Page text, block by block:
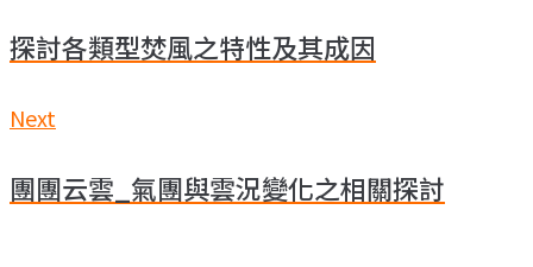
導
探討各類型焚風之特性及其成因
Next
Next
團團云雲_氣團與雲況變化之相關探討